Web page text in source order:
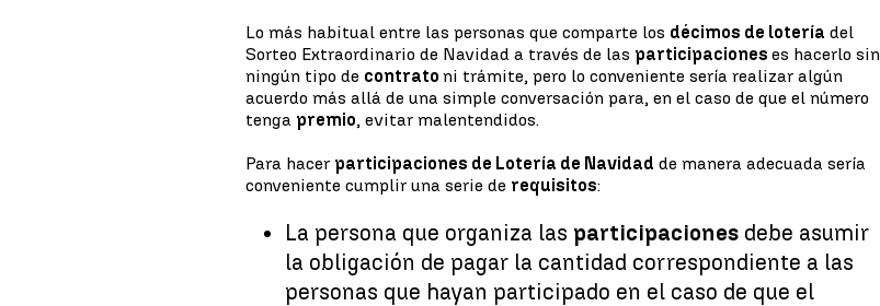
Lo más habitual entre las personas que comparte los décimos de lotería del
Sorteo Extraordinario de Navidad a través de las participacioneses hacerlo sin
ningún tipo de contratoni trámite, pero lo conveniente sería realizar algún
acuerdo más allá de una simple conversación para, en el caso de que el número
tenga premio, evitar malentendidos.
Para hacer participaciones de Lotería de Navidad de manera adecuada sería
conveniente cumplir una serie de requisitos:
La persona que organiza las participaciones debe asumir
la obligación de pagar la cantidad correspondiente a las
personas que hayan participado en el caso de que el